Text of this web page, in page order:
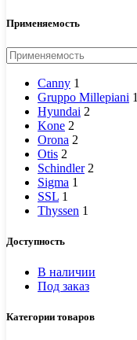
Применяемость
Canny 1
Gruppo Millepiani 1
Hyundai 2
Kone 2
Orona 2
Otis 2
Schindler 2
Sigma 1
SSL 1
Thyssen 1
Доступность
В наличии
Под заказ
Категории товаров